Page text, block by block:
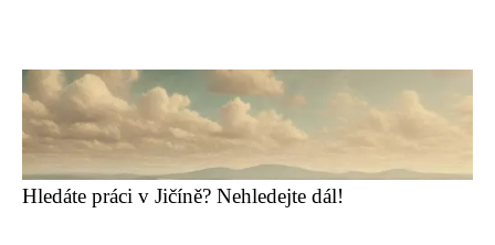
Hledáte práci v Jičíně? Nehledejte dál!